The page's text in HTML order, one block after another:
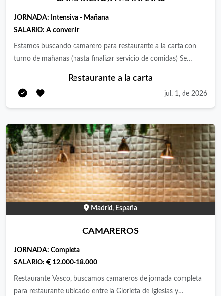
JORNADA: Intensiva - Mañana
SALARIO: A convenir
Estamos buscando camarero para restaurante a la carta con
turno de mañanas (hasta finalizar servicio de comidas) Se
muy buena combinacion en transporte público
Restaurante a la carta
jul. 1, de 2026
Madrid, España
CAMAREROS
JORNADA: Completa
SALARIO:
12.000-18.000
Restaurante Vasco, buscamos camareros de jornada completa
para restaurante ubicado entre la Glorieta de Iglesias y